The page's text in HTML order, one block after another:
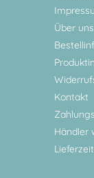
Über uns
Kontakt
Händler